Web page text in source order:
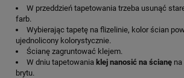
W przeddzień tapetowania trzeba usunąć
farb.
Wybierając tapetę na flizelinie, kolor ścian
ujednolicony kolorystycznie.
Ścianę zagruntować klejem.
W dniu tapetowania klej nanosić na ścianę
brytu.